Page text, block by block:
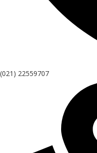
(021) 22559707